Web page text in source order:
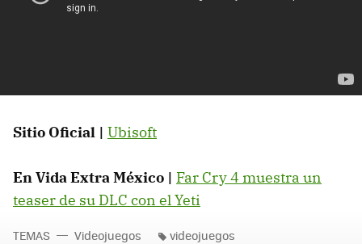
Sitio Oficial | Ubisoft
En Vida Extra México | Far Cry 4 muestra un
teaser de su DLC con el Yeti
TEMAS Videojuegos videojuegos